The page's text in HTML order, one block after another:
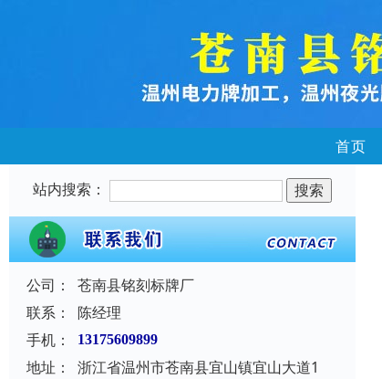
首页
站内搜索：
公司：
苍南县铭刻标牌厂
联系：
陈经理
手机：
13175609899
地址：
浙江省温州市苍南县宜山镇宜山大道1